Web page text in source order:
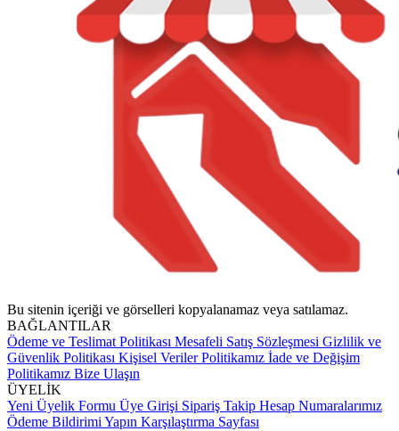
Bu sitenin içeriği ve görselleri kopyalanamaz veya satılamaz.
BAĞLANTILAR
Ödeme ve Teslimat Politikası Mesafeli Satış Sözleşmesi Gizlilik ve
Güvenlik Politikası Kişisel Veriler Politikamız İade ve Değişim
Politikamız Bize Ulaşın
ÜYELİK
Yeni Üyelik Formu Üye Girişi Sipariş Takip Hesap Numaralarımız
Ödeme Bildirimi Yapın Karşılaştırma Sayfası